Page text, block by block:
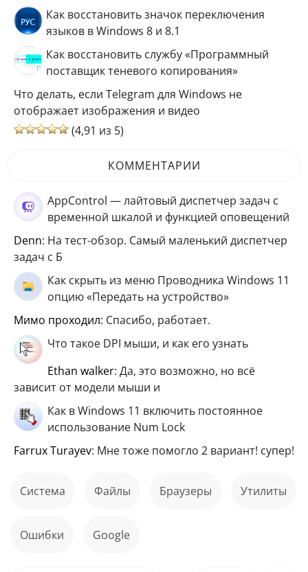
Как восстановить значок переключения
языков в Windows 8 и 8.1
Как восстановить службу «Программный
поставщик теневого копирования»
Что делать, если Telegram для Windows не
отображает изображения и видео
(4,91 из 5)
КОММЕНТАРИИ
AppControl — лайтовый диспетчер задач с
временной шкалой и функцией оповещений
Denn: На тест-обзор. Самый маленький диспетчер
задач с Б
Как скрыть из меню Проводника Windows 11
опцию «Передать на устройство»
мимо проходил: Спасибо, работает.
Что такое DPI мыши, и как его узнать
ethan walker: Да, это возможно, но всё
зависит от модели мыши и
Как в Windows 11 включить постоянное
использование Num Lock
Farrux Turayev: Мне тоже помогло 2 вариант! супер!
Система файлы Браузеры Утилиты
ошибки Google